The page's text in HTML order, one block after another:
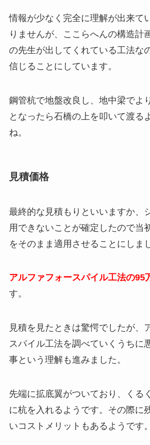
情報が少なく完全に理解が出来て
りませんが、ここらへんの構造計
の先生が出してくれている工法な
信じることにしています。
鋼管杭で地盤改良し、地中梁でよ
となったら石橋の上を叩いて渡る
ね。
見積価格
最終的な見積もりといいますか、
用できないことが確定したので当
をそのまま適用させることにしま
アルファフォースパイル工法の95
す。
見積を見たときは驚愕でしたが、
スパイル工法を調べていくうちに
事という理解も進みました。
先端に拡底翼がついており、くる
に杭を入れるようです。その際に
いコストメリットもあるようです。